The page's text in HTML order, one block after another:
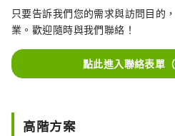
只要告訴我們您的需求與訪問目的
業。歡迎隨時與我們聯絡！
點此進入聯絡表單
高階方案